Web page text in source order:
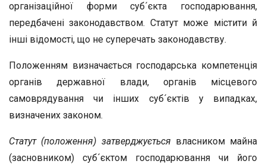
організаційної форми суб´єкта господарювання,
передбачені законодавством. Статут може містити й
інші відомості, що не суперечать законодавству.
Положенням визначається господарська компетенція
органів державної влади, органів місцевого
самоврядування чи інших суб´єктів у випадках,
визначених законом.
Статут (положення) затверджується власником майна
(засновником) суб´єктом господарювання чи його